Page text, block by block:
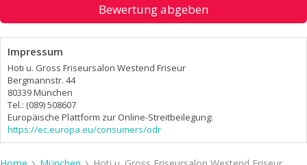
Bewertung abgeben
Impressum
Hoti u. Gross Friseursalon Westend Friseur
Bergmannstr. 44
80339 München
Tel.: (089) 508607
Europäische Plattform zur Online-Streitbeilegung:
https://ec.europa.eu/consumers/odr